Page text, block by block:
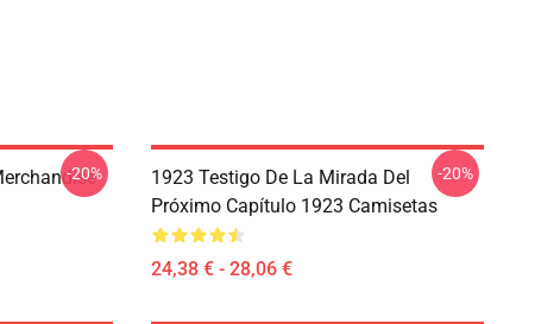
-20%
1923 Testigo De La Mirada Del
Próximo Capítulo 1923 Camisetas
24,38 € - 28,06 €
-20%